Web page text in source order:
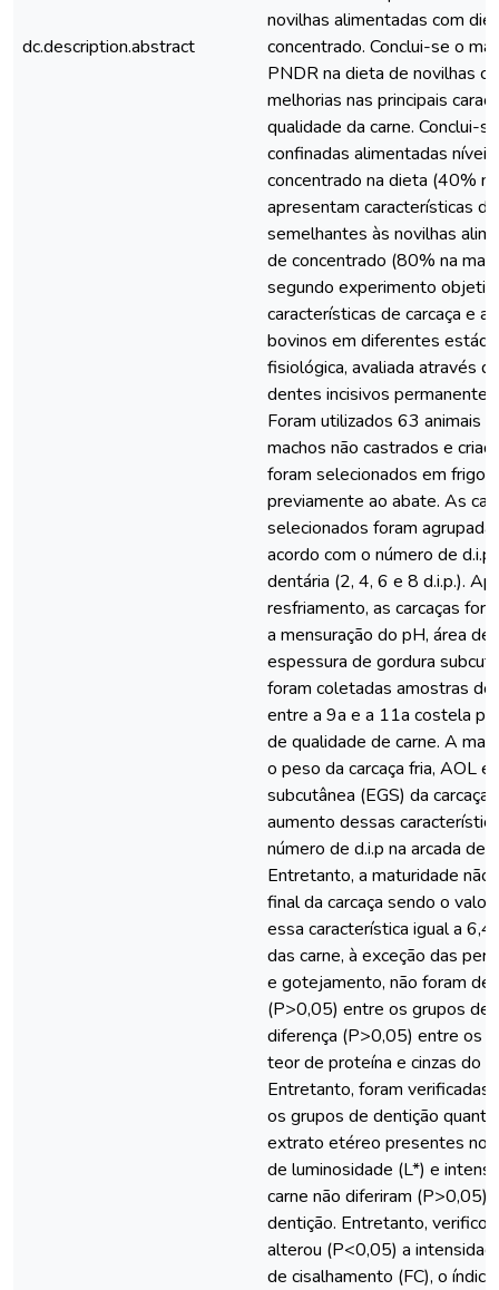
dc.description.abstract
novilhas alimentadas com
concentrado. Conclui-se o
PNDR na dieta de novilhas
melhorias nas principais
qualidade da carne. Conclui-
confinadas alimentadas
concentrado na dieta (40%
apresentam características
semelhantes às novilhas
de concentrado (80% na
segundo experimento
características de carcaça e a
bovinos em diferentes
fisiológica, avaliada através
dentes incisivos permanentes
Foram utilizados 63 animais
machos não castrados e
foram selecionados em
previamente ao abate. As
selecionados foram
acordo com o número de
dentária (2, 4, 6 e 8 d.i.p.).
resfriamento, as carcaças
a mensuração do pH, área
espessura de gordura
foram coletadas amostras
entre a 9a e a 11a costela
de qualidade de carne. A
o peso da carcaça fria, AOL
subcutânea (EGS) da
aumento dessas
número de d.i.p na arcada
Entretanto, a maturidade
final da carcaça sendo o
essa característica igual a
das carne, à exceção das
e gotejamento, não foram
(P>0,05) entre os grupos de
diferença (P>0,05) entre os
teor de proteína e cinzas do
Entretanto, foram
os grupos de dentição
extrato etéreo presentes no
de luminosidade (L*) e
carne não diferiram (P>0,05)
dentição. Entretanto,
alterou (P<0,05) a
de cisalhamento (FC), o